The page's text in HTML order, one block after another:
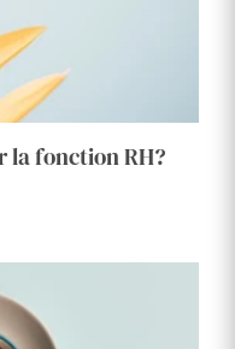
la fonction RH?